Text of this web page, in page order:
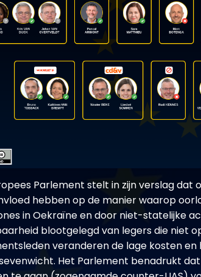
Parlement stelt in zijn verslag
hebben op de manier waarop
in Oekraïne en door niet-statelijke
blootgelegd van legers die niet
veranderen de lage kosten
Het Parlement benadrukt